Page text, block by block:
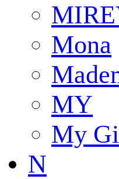
Mona
MY
My
N